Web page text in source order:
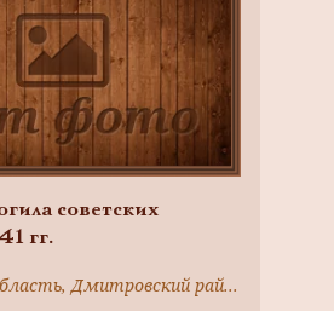
советских
гг.
Московская область, Дмитровский район, д. Степаново